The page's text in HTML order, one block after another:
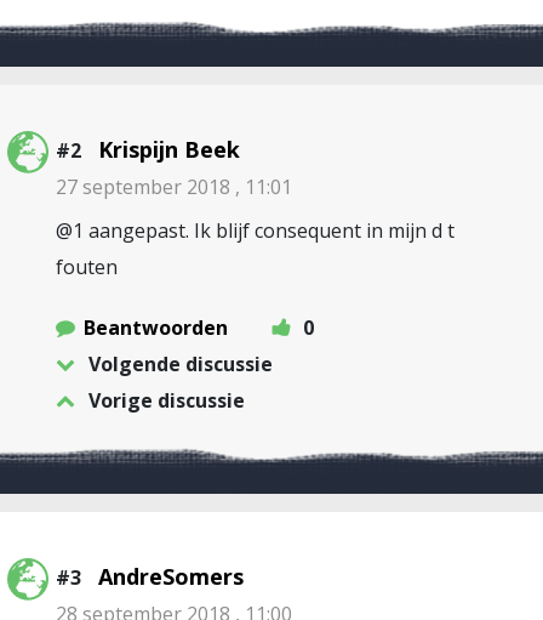
#2 Krispijn Beek
27 september 2018 , 11:01
@1 aangepast. Ik blijf consequent in mijn d t
fouten
Beantwoorden
0
Volgende discussie
Vorige discussie
#3 AndreSomers
28 september 2018 , 11:00